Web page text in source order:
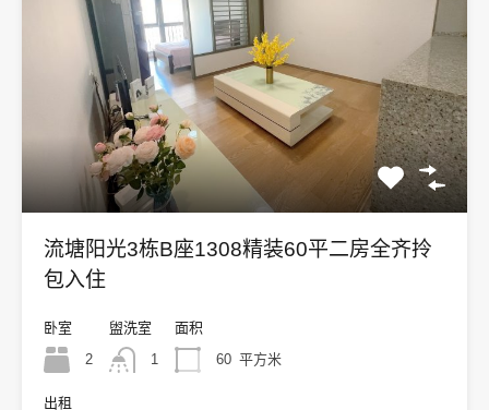
流塘阳光3栋B座1308精装60平二房全齐拎
包入住
卧室
2
盥洗室
1
面积
60 平方米
出租